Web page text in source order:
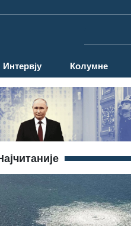
Интервју Колумне